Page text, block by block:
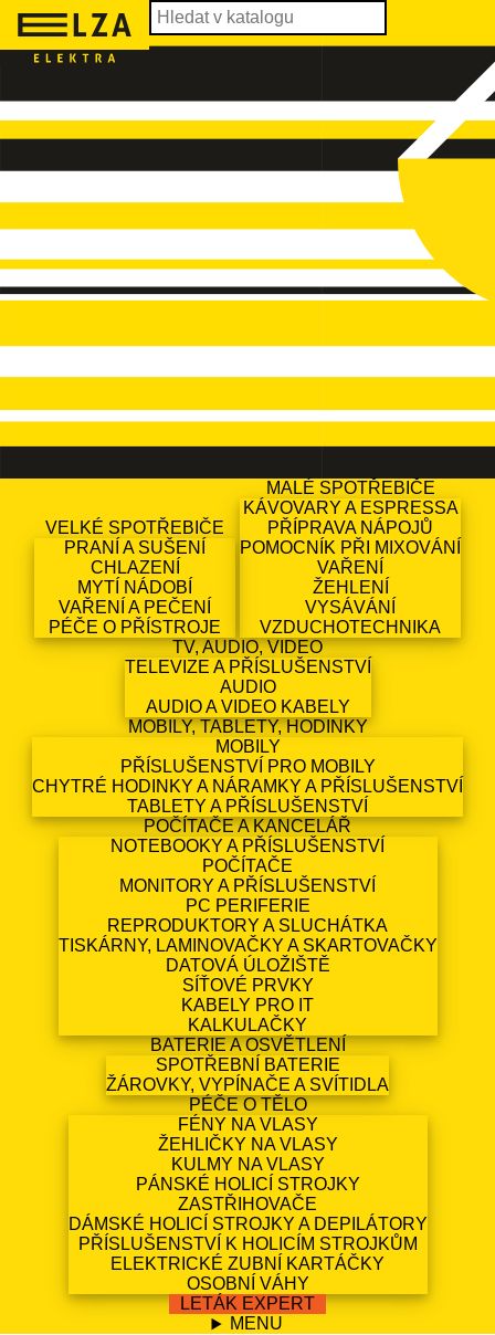
VELKÉ SPOTŘEBIČE
PRANÍ A SUŠENÍ
CHLAZENÍ
MYTÍ NÁDOBÍ
VAŘENÍ A PEČENÍ
PÉČE O PŘÍSTROJE
MALÉ SPOTŘEBIČE
KÁVOVARY A ESPRESSA
PŘÍPRAVA NÁPOJŮ
POMOCNÍK PŘI MIXOVÁNÍ
VAŘENÍ
ŽEHLENÍ
VYSÁVÁNÍ
VZDUCHOTECHNIKA
TV, AUDIO, VIDEO
TELEVIZE A PŘÍSLUŠENSTVÍ
AUDIO
AUDIO A VIDEO KABELY
MOBILY, TABLETY, HODINKY
MOBILY
PŘÍSLUŠENSTVÍ PRO MOBILY
CHYTRÉ HODINKY A NÁRAMKY A PŘÍSLUŠENSTVÍ
TABLETY A PŘÍSLUŠENSTVÍ
POČÍTAČE A KANCELÁŘ
NOTEBOOKY A PŘÍSLUŠENSTVÍ
POČÍTAČE
MONITORY A PŘÍSLUŠENSTVÍ
PC PERIFERIE
REPRODUKTORY A SLUCHÁTKA
TISKÁRNY, LAMINOVAČKY A SKARTOVAČKY
DATOVÁ ÚLOŽIŠTĚ
SÍŤOVÉ PRVKY
KABELY PRO IT
KALKULAČKY
BATERIE A OSVĚTLENÍ
SPOTŘEBNÍ BATERIE
ŽÁROVKY, VYPÍNAČE A SVÍTIDLA
PÉČE O TĚLO
FÉNY NA VLASY
ŽEHLIČKY NA VLASY
KULMY NA VLASY
PÁNSKÉ HOLICÍ STROJKY
ZASTŘIHOVAČE
DÁMSKÉ HOLICÍ STROJKY A DEPILÁTORY
PŘÍSLUŠENSTVÍ K HOLICÍM STROJKŮM
ELEKTRICKÉ ZUBNÍ KARTÁČKY
OSOBNÍ VÁHY
LETÁK EXPERT
MENU